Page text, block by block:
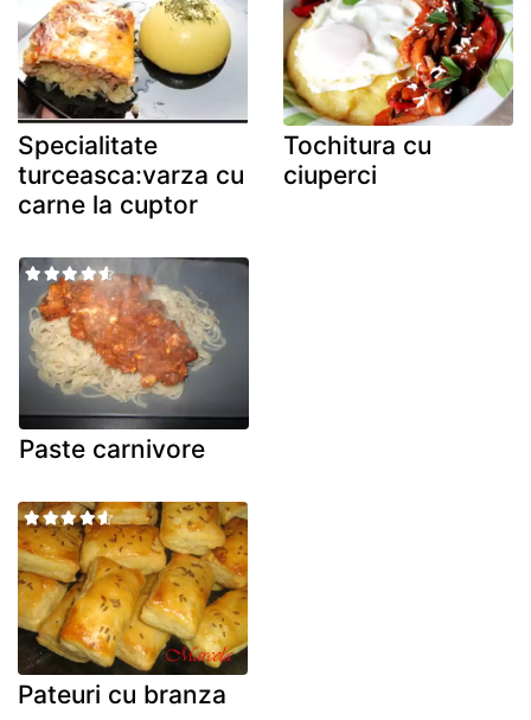
Specialitate
turceasca:varza cu
carne la cuptor
Tochitura cu
ciuperci
Paste carnivore
Pateuri cu branza